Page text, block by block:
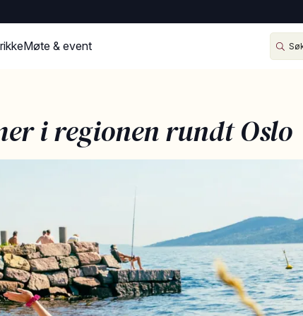
Møte & event
i regionen rundt Oslo